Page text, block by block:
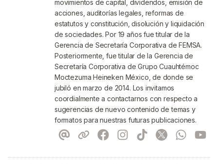
movimientos de capital, dividendos, emisión de
acciones, auditorías legales, reformas de
estatutos y constitución, disolución y liquidación
de sociedades. Por 19 años fue titular de la
Gerencia de Secretaría Corporativa de FEMSA.
Posteriormente, fue titular de la Gerencia de
Secretaría Corporativa de Grupo Cuauhtémoc
Moctezuma Heineken México, de donde se
jubiló en marzo de 2014. Los invitamos
coordialmente a contactarnos con respecto a
sugerencias de nuevo contenido de temas y
formatos para nuestras futuras publicaciones.